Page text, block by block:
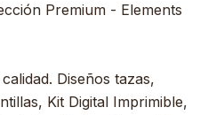
Premium - Elements
Diseños tazas,
Kit Digital Imprimible,